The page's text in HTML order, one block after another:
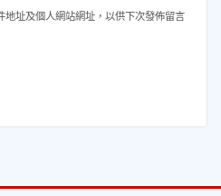
址及個人網站網址，以供下次發佈留言